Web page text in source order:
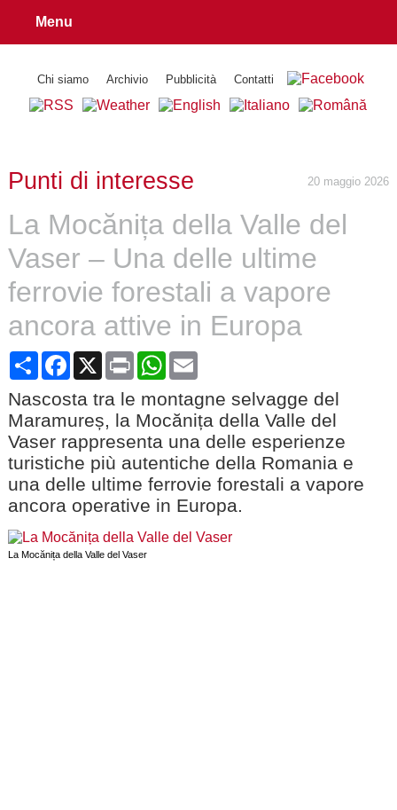
Chi siamo Archivio Pubblicità Contatti
Menu
Punti di interesse 20 maggio 2026
La Mocănița della Valle del
Vaser – Una delle ultime
ferrovie forestali a vapore
ancora attive in Europa
ShareFacebook
X Print WhatsApp
Email
Nascosta tra le montagne selvagge del
Maramureș, la Mocănița della Valle del
Vaser rappresenta una delle esperienze
turistiche più autentiche della Romania e
una delle ultime ferrovie forestali a vapore
ancora operative in Europa.
La Mocănița della Valle del Vaser